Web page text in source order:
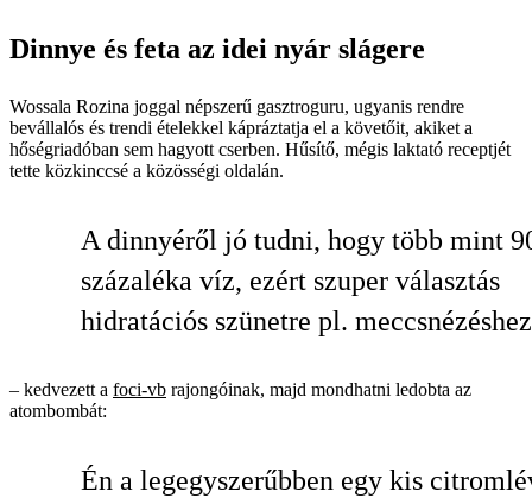
Dinnye és feta az idei nyár slágere
Wossala Rozina joggal népszerű gasztroguru, ugyanis rendre
bevállalós és trendi ételekkel kápráztatja el a követőit, akiket a
hőségriadóban sem hagyott cserben. Hűsítő, mégis laktató receptjét
tette közkinccsé a közösségi oldalán.
A dinnyéről jó tudni, hogy több mint
százaléka víz, ezért szuper választás
hidratációs szünetre pl.
– kedvezett a foci-vb rajongóinak, majd mondhatni ledobta az
atombombát:
Én a legegyszerűbben egy kis